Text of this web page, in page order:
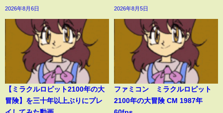
2026年8月6日 2026年8月5日
【ミラクルロピット2100年の大
冒険】を三十年以上ぶりにプレ
ファミコン ミラクルロピット
2100年の大冒険 CM 1987年